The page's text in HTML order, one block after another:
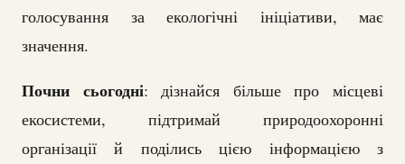
голосування за екологічні ініціативи, має
значення.
Почни сьогодні: дізнайся більше про місцеві
екосистеми, підтримай природоохоронні
організації й поділись цією інформацією з